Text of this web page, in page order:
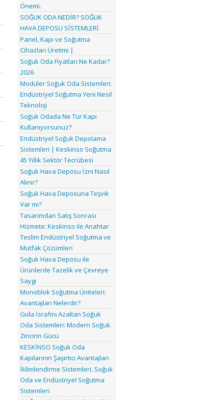
Önemi.
SOĞUK ODA NEDİR? SOĞUK
HAVA DEPOSU SİSTEMLERİ.
Panel, Kapı ve Soğutma
Cihazları Üretimi |
Soğuk Oda Fiyatları Ne Kadar?
2026
Modüler Soğuk Oda Sistemleri:
Endüstriyel Soğutma Yeni Nesil
Teknoloji
Soğuk Odada Ne Tür Kapı
Kullanıyorsunuz?
Endüstriyel Soğuk Depolama
Sistemleri | Keskinso Soğutma
45 Yıllık Sektör Tecrübesi
Soğuk Hava Deposu İzni Nasıl
Alınır?
Soğuk Hava Deposuna Teşvik
Var mı?
Tasarımdan Satış Sonrası
Hizmete: Keskinso ile Anahtar
Teslim Endüstriyel Soğutma ve
Mutfak Çözümleri
Soğuk Hava Deposu ile
Ürünlerde Tazelik ve Çevreye
Saygı
Monoblok Soğutma Üniteleri:
Avantajları Nelerdir?
Gıda İsrafını Azaltan Soğuk
Oda Sistemleri: Modern Soğuk
Zincirin Gücü
KESKİNSO Soğuk Oda
Kapılarının Şaşırtıcı Avantajları
İklimlendirme Sistemleri, Soğuk
Oda ve Endüstriyel Soğutma
Sistemleri